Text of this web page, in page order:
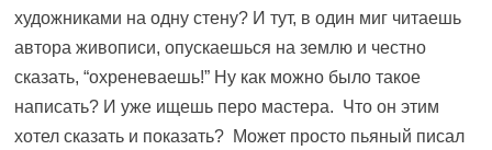
художниками на одну стену? И тут, в один миг читаешь
автора живописи, опускаешься на землю и честно
сказать, “охреневаешь!” Ну как можно было такое
написать? И уже ищешь перо мастера. Что он этим
хотел сказать и показать? Может просто пьяный писал